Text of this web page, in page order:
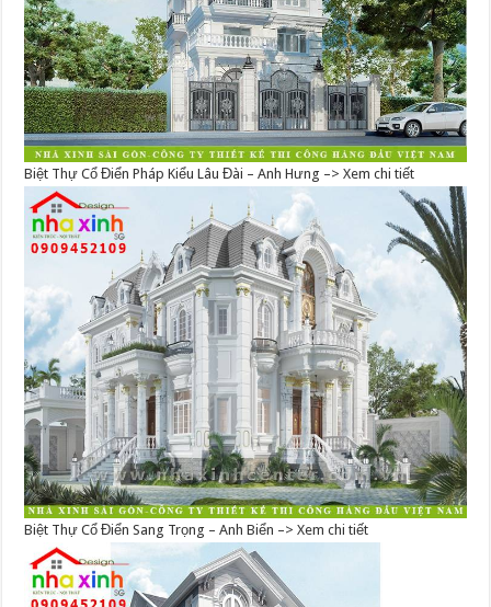
Biệt Thự Cổ Điển Pháp Kiểu Lâu Đài – Anh Hưng –> Xem chi tiết
Biệt Thự Cổ Điển Sang Trọng – Anh Biển –> Xem chi tiết